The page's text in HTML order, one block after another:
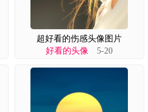
超好看的伤感头像图片
好看的头像 5-20